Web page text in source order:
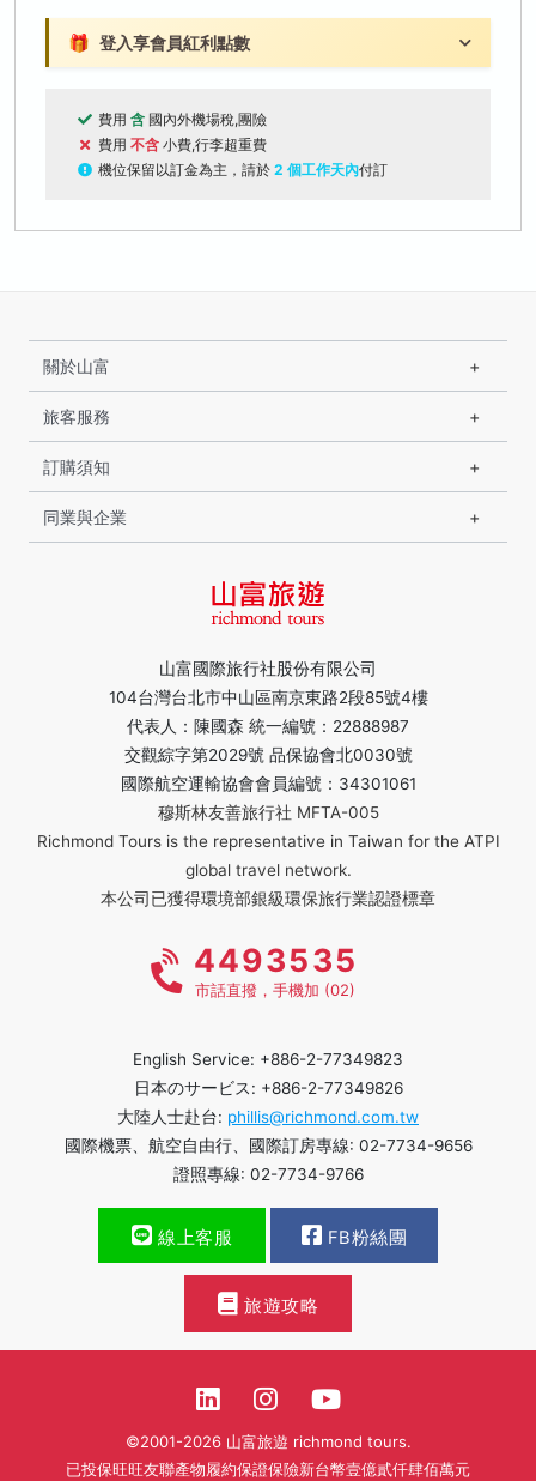
🎁 登入享會員紅利點數
費用 含 國內外機場稅,團險
費用 不含 小費,行李超重費
機位保留以訂金為主，請於 2 個工作天內付訂
山富國際旅行社股份有限公司
104台灣台北市中山區南京東路2段85號4樓
代表人：陳國森 統一編號：22888987
交觀綜字第2029號 品保協會北0030號
國際航空運輸協會會員編號：34301061
穆斯林友善旅行社 MFTA-005
Richmond Tours is the representative in Taiwan for the ATPI
global travel network.
本公司已獲得環境部銀級環保旅行業認證標章
關於山富
旅客服務
訂購須知
同業與企業
4493535
市話直撥，手機加 (02)
English Service: +886-2-77349823
日本のサービス: +886-2-77349826
大陸人士赴台: phillis@richmond.com.tw
國際機票、航空自由行、國際訂房專線: 02-7734-9656
證照專線: 02-7734-9766
線上客服 FB粉絲團
旅遊攻略
©2001-2026 山富旅遊 richmond tours.
已投保旺旺友聯產物履約保證保險新台幣壹億貳仟肆佰萬元